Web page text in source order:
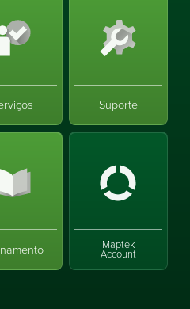
Suporte
Maptek
Account